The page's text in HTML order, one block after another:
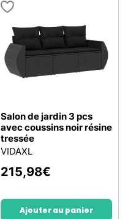
Salon de jardin 3 pcs
avec coussins noir résine
tressée
VIDAXL
215,98€
Ajouter au panier